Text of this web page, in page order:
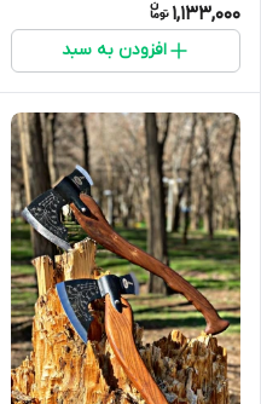
1,133,000
افزودن به سبد